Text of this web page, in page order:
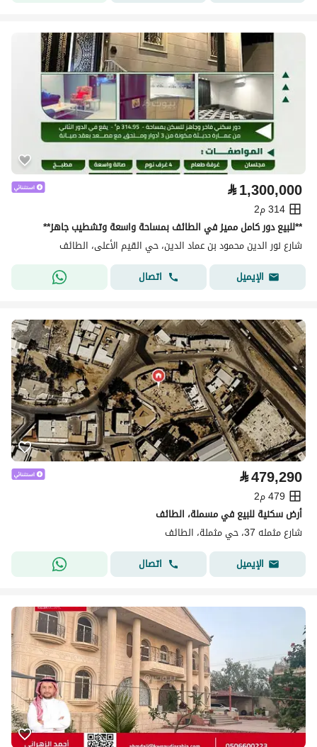
⃁1,300,000
314 م2
**للبيع دور كامل مميز في الطائف بمساحة واسعة وتشطيب جاهز**
شارع نور الدين محمود بن عماد الدين، حي القيم الأعلى، الطائف
الإيميل
اتصال
⃁479,290
479 م2
أرض سكنية للبيع في مسملة، الطائف
شارع مثمله 37، حي مثملة، الطائف
الإيميل
اتصال